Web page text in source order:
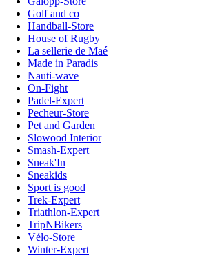
Golf and co
Handball-Store
House of Rugby
La sellerie de Maé
Made in Paradis
Nauti-wave
On-Fight
Padel-Expert
Pecheur-Store
Pet and Garden
Slowood Interior
Smash-Expert
Sneak'In
Sneakids
Sport is good
Trek-Expert
Triathlon-Expert
TripNBikers
Vélo-Store
Winter-Expert